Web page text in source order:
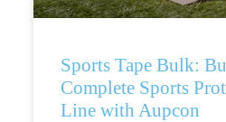
Sports Tape Bulk:
Complete Sports
Line with Aupcon